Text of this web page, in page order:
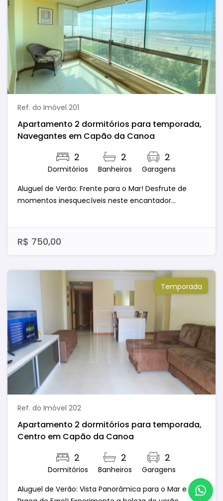
Ref. do Imóvel 201
Apartamento 2 dormitórios para temporada,
Navegantes em Capão da Canoa
2
Dormitórios
2
Banheiros
2
Garagens
Aluguel de Verão: Frente para o Mar! Desfrute de
momentos inesquecíveis neste encantador...
R$ 750,00
Temporada
Ref. do Imóvel 202
Apartamento 2 dormitórios para temporada,
Centro em Capão da Canoa
2
Dormitórios
2
Banheiros
2
Garagens
Aluguel de Verão: Vista Panorâmica para o Mar e